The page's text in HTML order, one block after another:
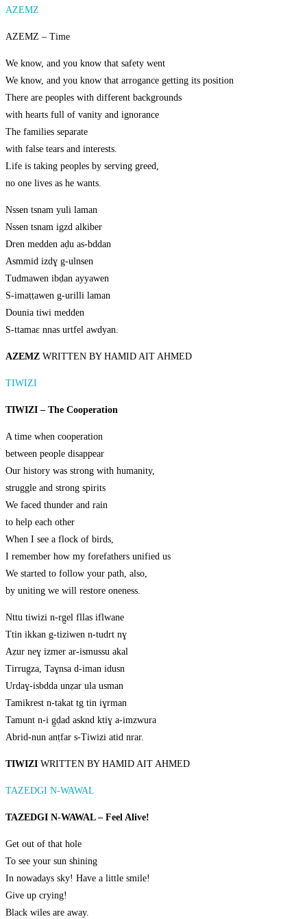
AZEMZ
AZEMZ – Time
We know, and you know that safety went
We know, and you know that arrogance getting its position
There are peoples with different backgrounds
with hearts full of vanity and ignorance
The families separate
with false tears and interests.
Life is taking peoples by serving greed,
no one lives as he wants.
Nssen tsnam yuli laman
Nssen tsnam igzd alkiber
Dren medden aḍu as-bddan
Asmmid izdɣ g-ulnsen
Tudmawen ibḍan ayyawen
S-imaṭṭawen g-urilli laman
Dounia tiwi medden
S-ttamaɛ nnas urtfel awdyan.
AZEMZ WRITTEN BY HAMID AIT AHMED
TIWIZI
TIWIZI – The Cooperation
A time when cooperation
between people disappear
Our history was strong with humanity,
struggle and strong spirits
We faced thunder and rain
to help each other
When I see a flock of birds,
I remember how my forefathers unified us
We started to follow your path, also,
by uniting we will restore oneness.
Nttu tiwizi n-rg̱el fllas iflwane
Ttin ikkan g-tiziwen n-tudrt nɣ
Aẓur neɣ izmer ar-ismussu akal
Tirrug̱za, Taɣnsa d-iman idusn
Urdaɣ-isbdda unẓar ula usman
Tamikrest n-takat tg tin iɣrman
Tamunt n-i g̱ḍad asknd ktiɣ a-imzwura
Abrid-nun anṭfar s-Tiwizi atid nrar.
TIWIZI WRITTEN BY HAMID AIT AHMED
TAZEDGI N-WAWAL
TAZEDGI N-WAWAL – Feel Alive!
Get out of that hole
To see your sun shining
In nowadays sky! Have a little smile!
Give up crying!
Black wiles are away.